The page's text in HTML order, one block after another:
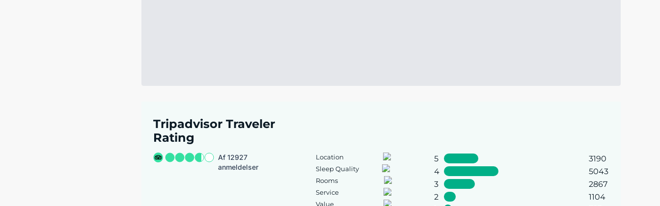
Tripadvisor Traveler
Rating
Af 12927
anmeldelser
Location
Sleep Quality
Rooms
Service
Value
5
3190
4
5043
3
2867
2
1104